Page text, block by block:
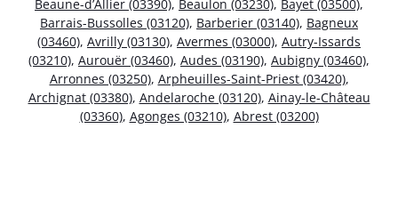
Beaune-d’Allier (03390), Beaulon (03230), Bayet (03500),
Barrais-Bussolles (03120), Barberier (03140), Bagneux
(03460), Avrilly (03130), Avermes (03000), Autry-Issards
(03210), Aurouër (03460), Audes (03190), Aubigny (03460),
Arronnes (03250), Arpheuilles-Saint-Priest (03420),
Archignat (03380), Andelaroche (03120), Ainay-le-Château
(03360), Agonges (03210), Abrest (03200)